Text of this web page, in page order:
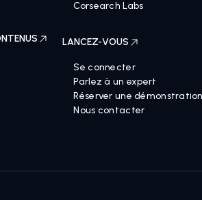
Corsearch Labs
LANCEZ-VOUS
Se connecter
Parlez à un expert
Réserver une démonstration
Nous contacter